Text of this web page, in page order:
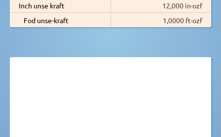
Inch unse kraft
12,000 in·ozf
Fod unse-kraft
1,0000 ft·ozf